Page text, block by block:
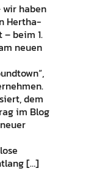
wir haben
Hertha-
beim 1.
neuen
dem
im Blog
[…]